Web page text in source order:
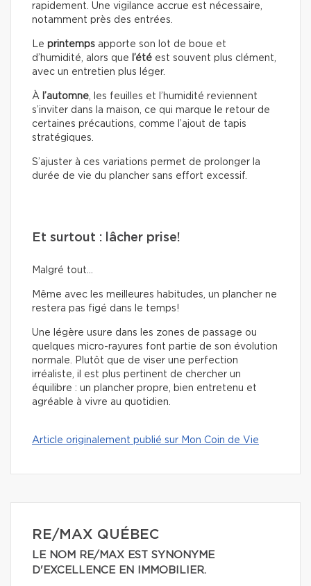
rapidement. Une vigilance accrue est nécessaire,
notamment près des entrées.
Le printemps apporte son lot de boue et
d’humidité, alors que l’été est souvent plus clément,
avec un entretien plus léger.
À l’automne , les feuilles et l’humidité reviennent
s’inviter dans la maison, ce qui marque le retour de
certaines précautions, comme l’ajout de tapis
stratégiques.
S’ajuster à ces variations permet de prolonger la
durée de vie du plancher sans effort excessif.
Et surtout : lâcher prise!
Malgré tout…
Même avec les meilleures habitudes, un plancher ne
restera pas figé dans le temps!
Une légère usure dans les zones de passage ou
quelques micro-rayures font partie de son évolution
normale. Plutôt que de viser une perfection
irréaliste, il est plus pertinent de chercher un
équilibre : un plancher propre, bien entretenu et
agréable à vivre au quotidien.
Article originalement publié sur Mon Coin de Vie
RE/MAX QUÉBEC
LE NOM RE/MAX EST SYNONYME
D'EXCELLENCE EN IMMOBILIER.